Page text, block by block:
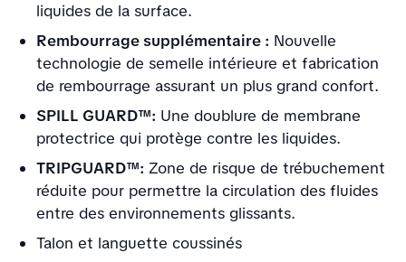
liquides de la surface.
Rembourrage supplémentaire : Nouvelle
technologie de semelle intérieure et fabrication
de rembourrage assurant un plus grand confort.
SPILL GUARD™: Une doublure de membrane
protectrice qui protège contre les liquides.
TRIPGUARD™: Zone de risque de trébuchement
réduite pour permettre la circulation des fluides
entre des environnements glissants.
Talon et languette coussinés